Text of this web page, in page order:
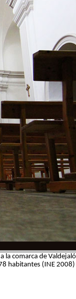
la comarca de
habitantes (INE